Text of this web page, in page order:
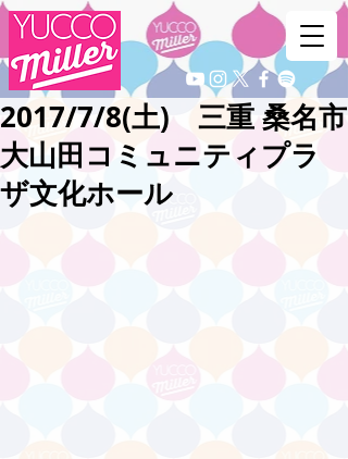
2017/7/8(土) 三重 桑名市
大山田コミュニティプラ
ザ文化ホール